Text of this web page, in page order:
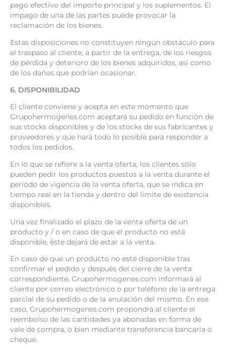
pago efectivo del importe principal y los suplementos. El
impago de una de las partes puede provocar la
reclamación de los bienes.
Estas disposiciones no constituyen ningún obstáculo para
el traspaso al cliente, a partir de la entrega, de los riesgos
de pérdida y deterioro de los bienes adquiridos, así como
de los daños que podrían ocasionar.
6. DISPONIBILIDAD
El cliente conviene y acepta en este momento que
Grupohermogenes.com aceptará su pedido en función de
sus stocks disponibles y de los stocks de sus fabricantes y
proveedores y que hará todo lo posible para responder a
todos los pedidos.
En lo que se refiere a la venta oferta, los clientes sólo
pueden pedir los productos puestos a la venta durante el
período de vigencia de la venta oferta, que se indica en
tiempo real en la tienda y dentro del límite de existencia
disponibles.
Una vez finalizado el plazo de la venta oferta de un
producto y / o en caso de que el producto no esté
disponible, éste dejará de estar a la venta.
En caso de que un producto no esté disponible tras
confirmar el pedido y después del cierre de la venta
correspondiente, Grupohermogenes.com informará al
cliente por correo electrónico o por teléfono de la entrega
parcial de su pedido o de la anulación del mismo. En ese
caso, Grupohermogenes.com propondrá al cliente el
reembolso de las cantidades ya abonadas en forma de
vale de compra, o bien mediante transferencia bancaria o
cheque.